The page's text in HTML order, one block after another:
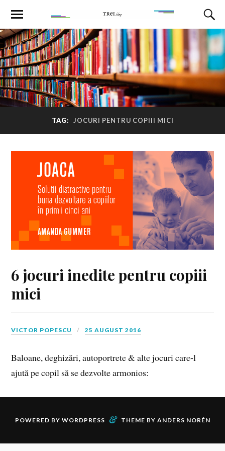
TAG: JOCURI PENTRU COPIII MICI
6 jocuri inedite pentru copiii
mici
VICTOR POPESCU 25 AUGUST 2016
Baloane, deghizări, autoportrete & alte jocuri care-l
ajută pe copil să se dezvolte armonios:
POWERED BY WORDPRESS & THEME BY ANDERS NORÉN